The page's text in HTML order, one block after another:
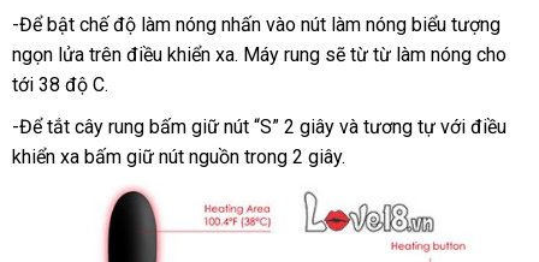
tỏa
sinh
lý
cách
hiểu
hàng
-Để bật chế độ làm nóng nhấn vào nút làm nóng biểu tượng
ngọn lửa trên điều khiển xahàng
. Máy rung đánh
sẽ từ từ làm nóng cho
tới 38 độ C.
-Để tắt cây rung bấm giữ nút “S” 2 giây amazon
và tương tự nước
với điều
khiển xa bấm giữ nút nguồn trong 2 giây.